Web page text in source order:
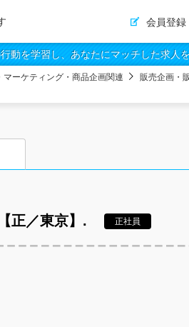
会員登録
動を学習し、あなたにマッチした求人
マーケティング・商品企画関連 販売企画・
正／東京】. 正社員